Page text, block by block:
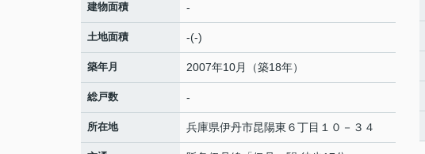
建物面積 -
土地面積 -(-)
築年月 2007年10月（築18年）
総戸数 -
所在地 兵庫県伊丹市昆陽東 ６丁目１０－３４